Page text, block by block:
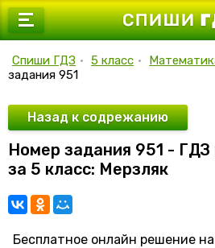
7 класс
9 класс
10 класс
11 класс
Спиши ГДЗ • 5 класс •
задания 951
Назад к содрежанию
Номер задания 951 -
за 5 класс: Мерзляк
Бесплатное онлайн решение